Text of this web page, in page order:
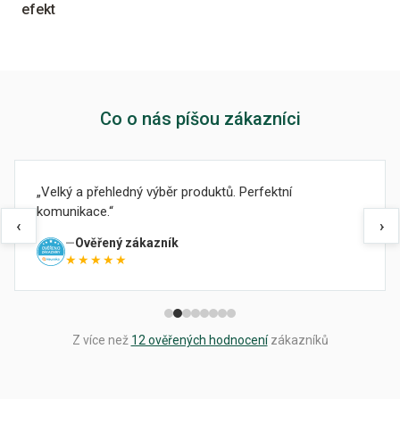
efekt
Co o nás píšou zákazníci
‹
Velký a přehledný výběr produktů. Perfektní
komunikace.
Ověřený zákazník
★★★★★
›
Z více než 12 ověřených hodnocenízákazníků